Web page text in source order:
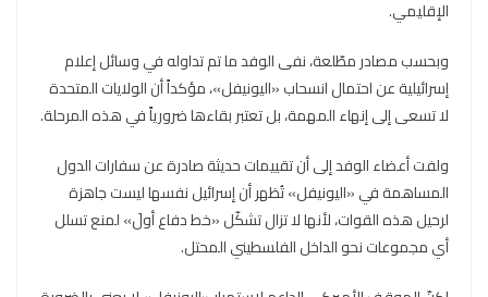
الإقليمي.
وبحسب مصادر مطّلعة، نفى الوفد ما تم تداوله في وسائل إعلام
إسرائيلية عن احتمال انسحاب «اليونيفل»، مؤكداً أن الولايات المتحدة
لا تسعى إلى إنهاء المهمة، بل تعتبر بقاءها ضرورياً في هذه المرحلة.
ولفت أعضاء الوفد إلى أن تقييمات حديثة صادرة عن سفارات الدول
المساهمة في «اليونيفل» تُظهر أن إسرائيل نفسها ليست جاهزة
لرحيل هذه القوات، لأنها لا تزال تشكّل «خط دفاع أولَ» لمنع تسلل
أي مجموعات نحو الداخل الفلسطيني المحتل.